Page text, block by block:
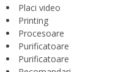
Placi video
Printing
Procesoare
Purificatoare
Purificatoare